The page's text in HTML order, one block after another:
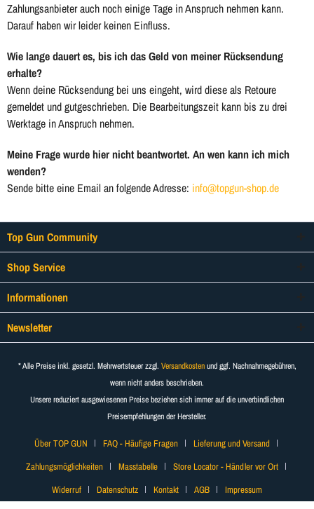
Zahlungsanbieter auch noch einige Tage in Anspruch nehmen kann.
Darauf haben wir leider keinen Einfluss.
Wie lange dauert es, bis ich das Geld von meiner Rücksendung
erhalte?
Wenn deine Rücksendung bei uns eingeht, wird diese als Retoure
gemeldet und gutgeschrieben. Die Bearbeitungszeit kann bis zu drei
Werktage in Anspruch nehmen.
Meine Frage wurde hier nicht beantwortet. An wen kann ich mich
wenden?
Sende bitte eine Email an folgende Adresse: info@topgun-shop.de
Top Gun Community
Shop Service
Informationen
Newsletter
* Alle Preise inkl. gesetzl. Mehrwertsteuer zzgl. Versandkostenund ggf. Nachnahmegebühren,
wenn nicht anders beschrieben.
Unsere reduziert ausgewiesenen Preise beziehen sich immer auf die unverbindlichen
Preisempfehlungen der Hersteller.
Über TOP GUN FAQ - Häufige Fragen
Lieferung und Versand
Zahlungsmöglichkeiten
Masstabelle
Store Locator - Händler vor Ort
Widerruf
Datenschutz Kontakt AGB Impressum